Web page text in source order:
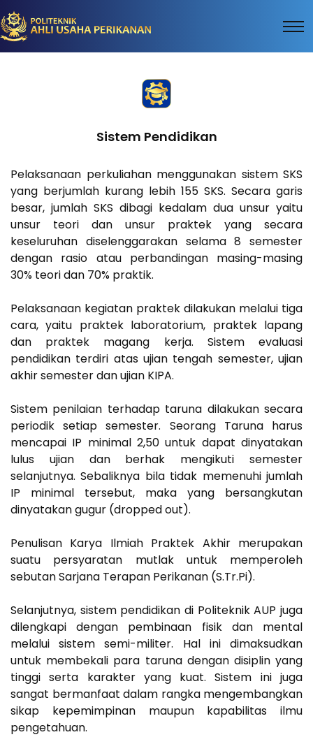
Sistem Pendidikan
Pelaksanaan perkuliahan menggunakan sistem SKS
yang berjumlah kurang lebih 155 SKS. Secara garis
besar, jumlah SKS dibagi kedalam dua unsur yaitu
unsur teori dan unsur praktek yang secara
keseluruhan diselenggarakan selama 8 semester
dengan rasio atau perbandingan masing-masing
30% teori dan 70% praktik.
Pelaksanaan kegiatan praktek dilakukan melalui tiga
cara, yaitu praktek laboratorium, praktek lapang
dan praktek magang kerja. Sistem evaluasi
pendidikan terdiri atas ujian tengah semester, ujian
akhir semester dan ujian KIPA.
Sistem penilaian terhadap taruna dilakukan secara
periodik setiap semester. Seorang Taruna harus
mencapai IP minimal 2,50 untuk dapat dinyatakan
lulus ujian dan berhak mengikuti semester
selanjutnya. Sebaliknya bila tidak memenuhi jumlah
IP minimal tersebut, maka yang bersangkutan
dinyatakan gugur (dropped out).
Penulisan Karya Ilmiah Praktek Akhir merupakan
suatu persyaratan mutlak untuk memperoleh
sebutan Sarjana Terapan Perikanan (S.Tr.Pi).
Selanjutnya, sistem pendidikan di Politeknik AUP juga
dilengkapi dengan pembinaan fisik dan mental
melalui sistem semi-militer. Hal ini dimaksudkan
untuk membekali para taruna dengan disiplin yang
tinggi serta karakter yang kuat. Sistem ini juga
sangat bermanfaat dalam rangka mengembangkan
sikap kepemimpinan maupun kapabilitas ilmu
pengetahuan.